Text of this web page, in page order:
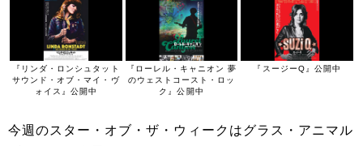
『リンダ・ロンシュタット
サウンド・オブ・マイ・ヴ
ォイス』公開中
『ローレル・キャニオン 夢
のウェストコースト・ロッ
ク』公開中
『スージーQ』公開中
今週のスター・オブ・ザ・ウィークはグラス・アニマル